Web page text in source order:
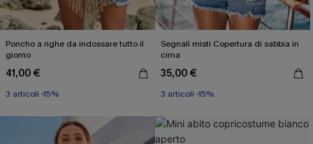
Poncho a righe da indossare tutto il
giorno
41,00 €
3 articoli -15%
Segnali misti Copertura di sabbia in
cima
35,00 €
3 articoli -15%